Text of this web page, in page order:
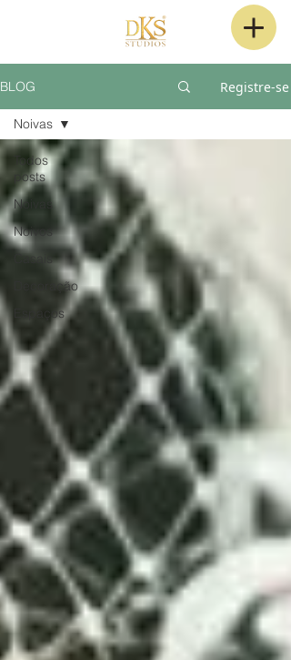
BLOG Registre-se
Todos
posts
Noivas
Noivos
Casais
Decoração
Espaços
Noivas